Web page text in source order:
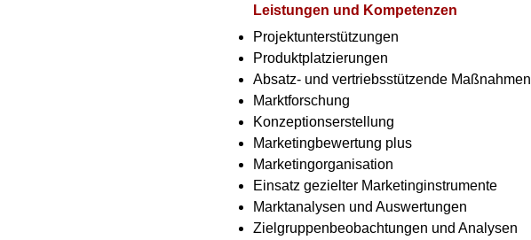
Leistungen und Kompetenzen
Projektunterstützungen
Produktplatzierungen
Absatz- und vertriebsstützende Maßnahmen
Marktforschung
Konzeptionserstellung
Marketingbewertung plus
Marketingorganisation
Einsatz gezielter Marketinginstrumente
Marktanalysen und Auswertungen
Zielgruppenbeobachtungen und Analysen